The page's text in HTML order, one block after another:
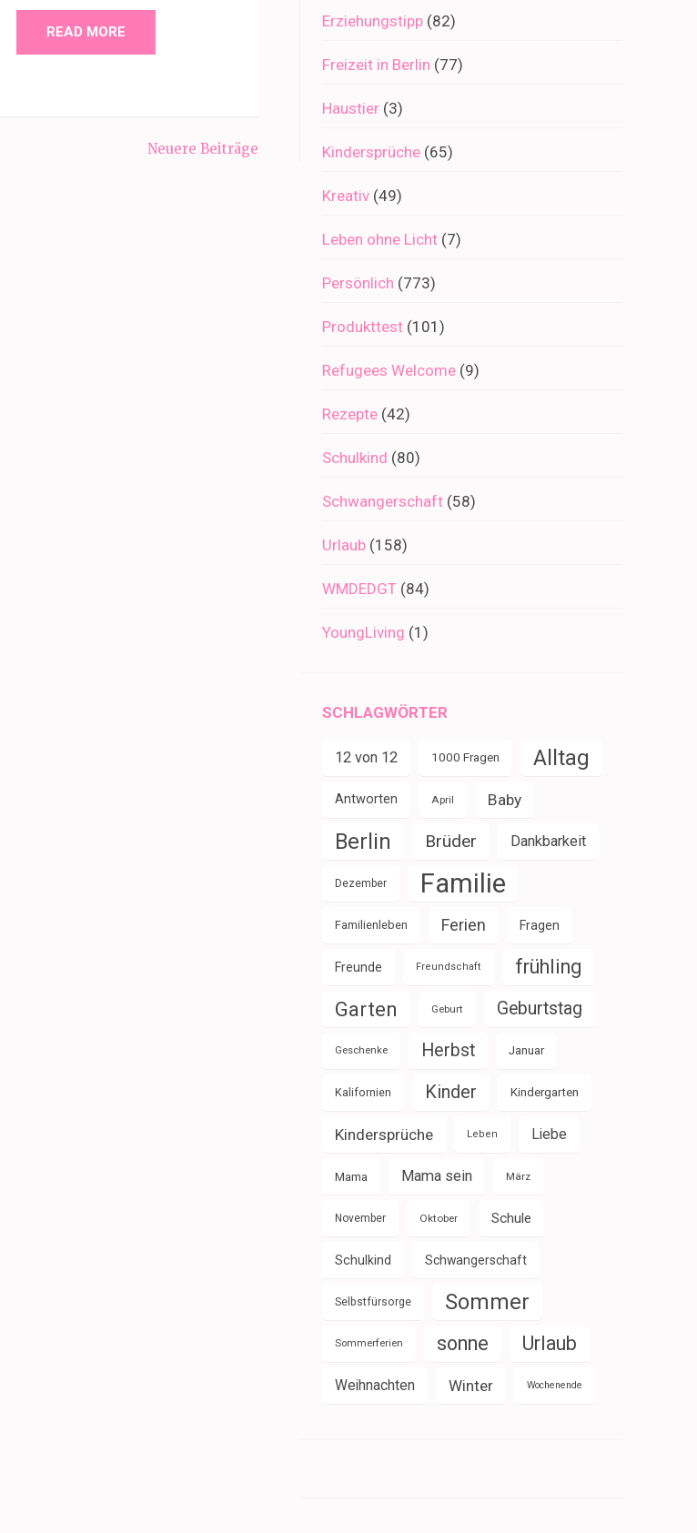
READ MORE
Neuere Beiträge
Erziehungstipp (82)
Freizeit in Berlin (77)
Haustier (3)
Kindersprüche (65)
Kreativ (49)
Leben ohne Licht (7)
Persönlich (773)
Produkttest (101)
Refugees Welcome (9)
Rezepte (42)
Schulkind (80)
Schwangerschaft (58)
Urlaub (158)
WMDEDGT (84)
YoungLiving (1)
SCHLAGWÖRTER
12 von 12 1000 Fragen Alltag
Antworten April Baby
Berlin Brüder Dankbarkeit
Dezember Familie
Familienleben Ferien Fragen
Freunde Freundschaft frühling
Garten Geburt Geburtstag
Geschenke Herbst Januar
Kalifornien Kinder Kindergarten
Kindersprüche Leben Liebe
Mama Mama sein März
November Oktober Schule
Schulkind Schwangerschaft
Selbstfürsorge Sommer
Sommerferien sonne Urlaub
Weihnachten Winter Wochenende